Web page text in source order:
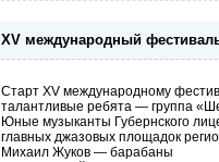
XV международный
Старт XV международному
талантливые ребята — группа
Юные музыканты Губернского
главных джазовых площадок
Михаил Жуков — барабаны